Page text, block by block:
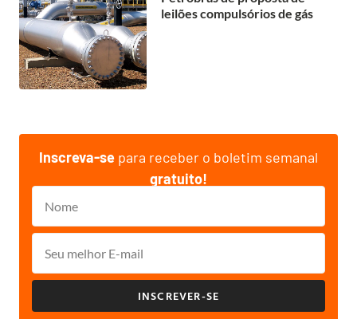
leilões compulsórios de gás
Inscreva-se para receber o boletim semanal
gratuito!
INSCREVER-SE